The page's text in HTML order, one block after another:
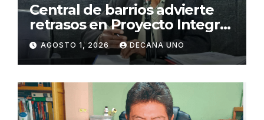
Central de barrios advierte
retrasos en Proyecto Integral
de Agua y Alcantarillado para
Juliaca
AGOSTO 1, 2026 DECANA UNO